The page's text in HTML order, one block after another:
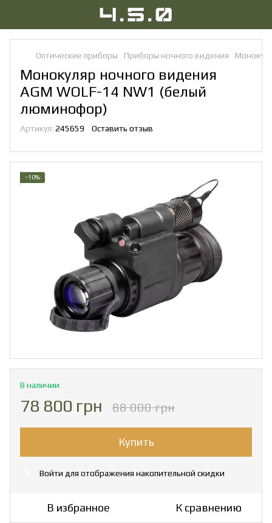
Оптические приборы Приборы ночного видения
Монокуляр ночного видения
AGM WOLF-14 NW1 (белый
люминофор)
Артикул: 245659 Оставить отзыв
−10%
В наличии
78 800 грн 88 000 грн
Купить
Войти для отображения накопительной скидки
В избранное К сравнению